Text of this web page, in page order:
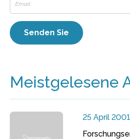
Meistgelesene
25 April 2001